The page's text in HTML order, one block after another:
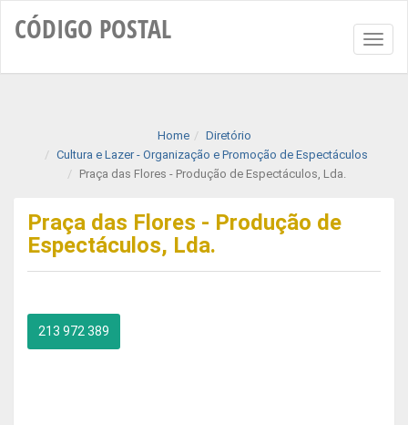
CÓDIGO POSTAL
Home
Diretório
Cultura e Lazer - Organização e Promoção de Espectáculos
Praça das Flores - Produção de Espectáculos, Lda.
Praça das Flores - Produção de
Espectáculos, Lda.
213 972 389